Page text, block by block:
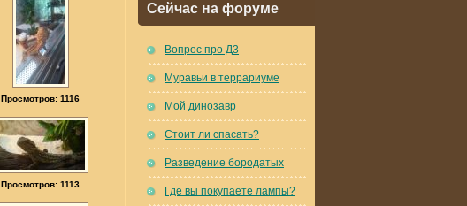
Просмотров: 1116
Просмотров: 1113
Сейчас на форуме
Вопрос про Д3
Муравьи в террариуме
Мой динозавр
Стоит ли спасать?
Разведение бородатых
Где вы покупаете лампы?